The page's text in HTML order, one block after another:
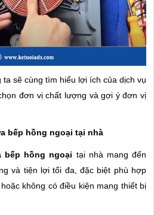
sẽ cùng tìm hiểu lợi ích của dịch vụ
đơn vị chất lượng và gợi ý đơn vị
bếp hồng ngoại tại nhà
bếp hồng ngoại tại nhà mang đến
và tiện lợi tối đa, đặc biệt phù hợp
không có điều kiện mang thiết bị